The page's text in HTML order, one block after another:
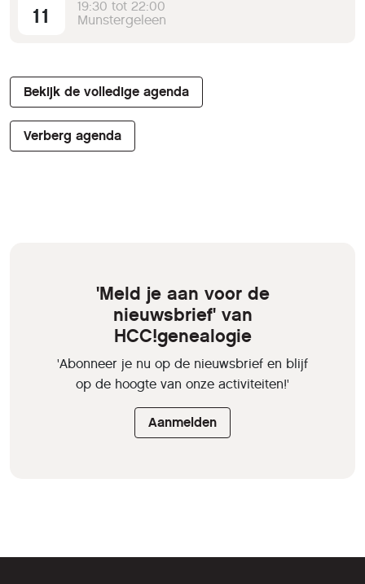
11
19:30 tot 22:00
Munstergeleen
Bekijk de volledige agenda
Verberg agenda
'Meld je aan voor de
nieuwsbrief' van
HCC!genealogie
'Abonneer je nu op de nieuwsbrief en blijf
op de hoogte van onze activiteiten!'
Aanmelden